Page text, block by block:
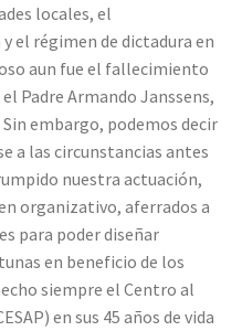
locales, el
el régimen de dictadura en
aun fue el fallecimiento
Padre Armando Janssens,
embargo, podemos decir
a las circunstancias antes
nuestra actuación,
organizativo, aferrados a
para poder diseñar
en beneficio de los
siempre el Centro al
en sus 45 años de vida